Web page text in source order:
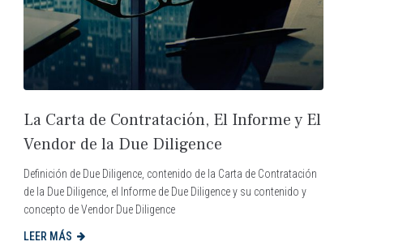
La Carta de Contratación, El Informe y El
Vendor de la Due Diligence
Definición de Due Diligence, contenido de la Carta de Contratación
de la Due Diligence, el Informe de Due Diligence y su contenido y
concepto de Vendor Due Diligence
LEER MÁS